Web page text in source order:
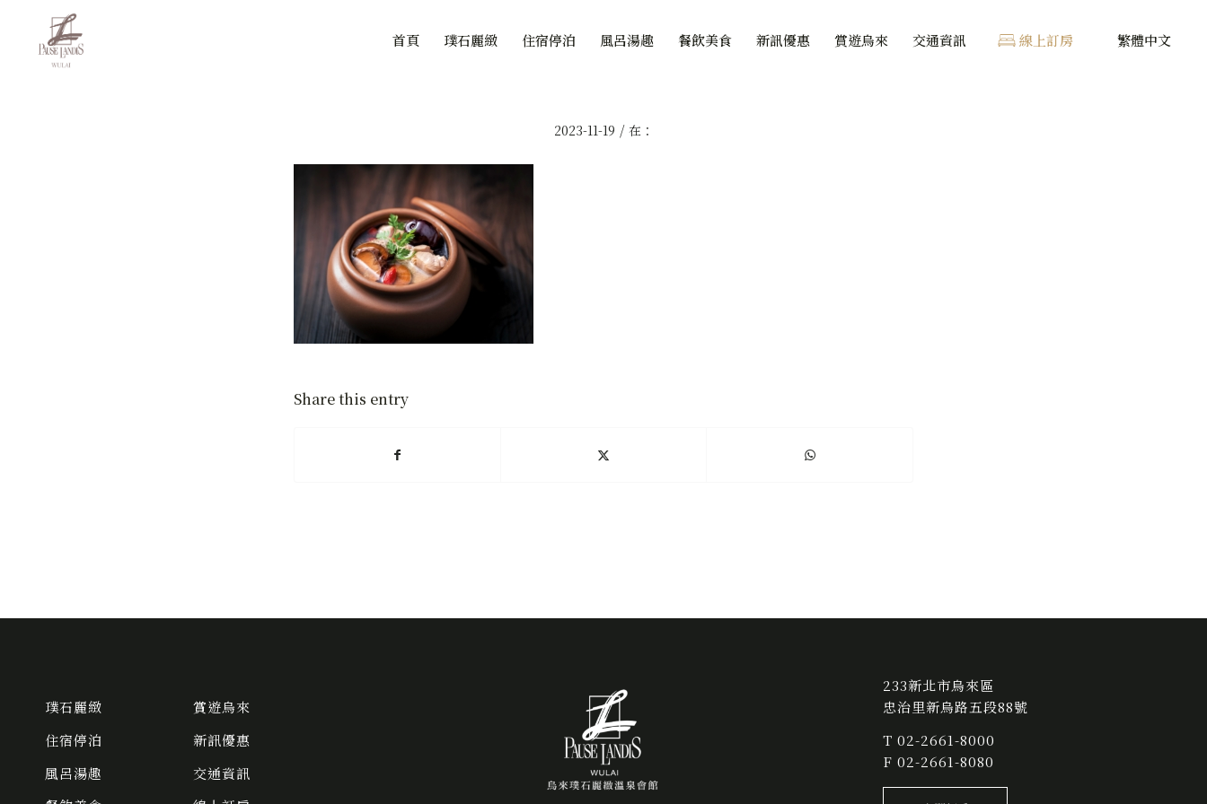
首頁 璞石麗緻 住宿停泊 風呂湯趣 餐飲美食 新訊優惠 賞遊烏來 交通資訊 線上訂房 繁體中文
2023-11-19 / 在：
Share this entry
璞石麗緻
住宿停泊
風呂湯趣
賞遊烏來
新訊優惠
交通資訊
233新北市烏來區
忠治里新烏路五段88號
T 02-2661-8000
F 02-2661-8080